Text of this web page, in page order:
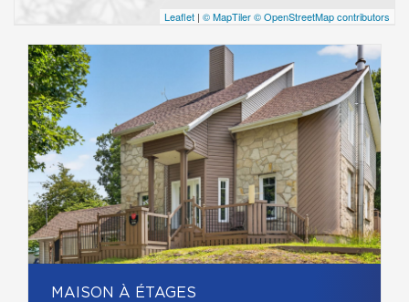
Leaflet | © MapTiler© OpenStreetMap contributors
MAISON À ÉTAGES